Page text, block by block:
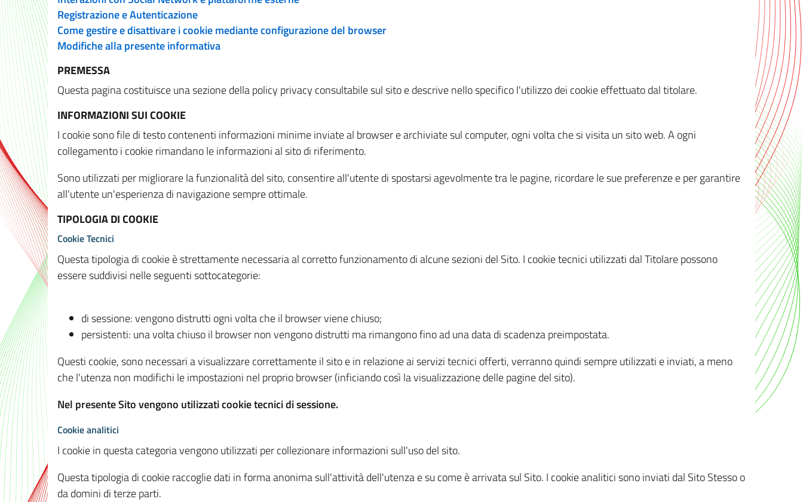
Registrazione e Autenticazione
Come gestire e disattivare i cookie mediante configurazione del browser
Modifiche alla presente informativa
PREMESSA
Questa pagina costituisce una sezione della policy privacy consultabile sul sito e descrive nello specifico l'utilizzo dei cookie effettuato dal titolare.
INFORMAZIONI SUI COOKIE
I cookie sono file di testo contenenti informazioni minime inviate al browser e archiviate sul computer, ogni volta che si visita un sito web. A ogni
collegamento i cookie rimandano le informazioni al sito di riferimento.
Sono utilizzati per migliorare la funzionalità del sito, consentire all'utente di spostarsi agevolmente tra le pagine, ricordare le sue preferenze e per garantire
all'utente un'esperienza di navigazione sempre ottimale.
TIPOLOGIA DI COOKIE
Cookie Tecnici
Questa tipologia di cookie è strettamente necessaria al corretto funzionamento di alcune sezioni del Sito. I cookie tecnici utilizzati dal Titolare possono
essere suddivisi nelle seguenti sottocategorie:
di sessione: vengono distrutti ogni volta che il browser viene chiuso;
persistenti: una volta chiuso il browser non vengono distrutti ma rimangono fino ad una data di scadenza preimpostata.
Questi cookie, sono necessari a visualizzare correttamente il sito e in relazione ai servizi tecnici offerti, verranno quindi sempre utilizzati e inviati, a meno
che l'utenza non modifichi le impostazioni nel proprio browser (inficiando così la visualizzazione delle pagine del sito).
Nel presente Sito vengono utilizzati cookie tecnici di sessione.
Cookie analitici
I cookie in questa categoria vengono utilizzati per collezionare informazioni sull'uso del sito.
Questa tipologia di cookie raccoglie dati in forma anonima sull'attività dell'utenza e su come è arrivata sul Sito. I cookie analitici sono inviati dal Sito Stesso o
da domini di terze parti.